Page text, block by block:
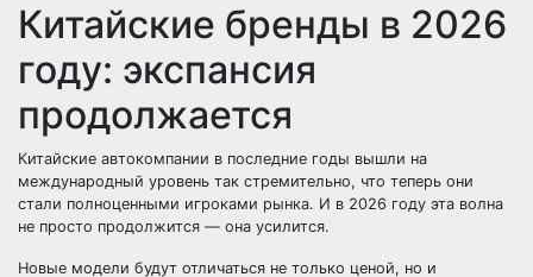
Китайские бренды в 2026
году: экспансия
продолжается
Китайские автокомпании в последние годы вышли на
международный уровень так стремительно, что теперь они
стали полноценными игроками рынка. И в 2026 году эта волна
не просто продолжится — она усилится.
Новые модели будут отличаться не только ценой, но и